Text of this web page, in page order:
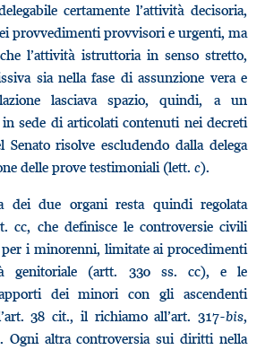
certamente l’attività decisoria,
provvedimenti provvisori e urgenti, ma
l’attività istruttoria in senso stretto,
sia nella fase di assunzione vera e
lasciava spazio, quindi, a un
sede di articolati contenuti nei decreti
risolve escludendo dalla delega
delle prove testimoniali (lett. c).
dei due organi resta quindi regolata
cc, che definisce le controversie civili
i minorenni, limitate ai procedimenti
genitoriale (artt. 330 ss. cc), e le
dei minori con gli ascendenti
38 cit., il richiamo all’art. 317-bis,
Ogni altra controversia sui diritti nella